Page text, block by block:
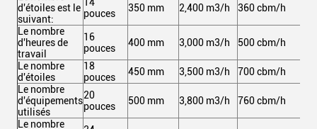
d'étoiles est le
suivant:
pouces
350 mm 2,400 m3/h 360 cbm/h
Le nombre
d'heures de
travail
16
pouces
400 mm 3,000 m3/h 500 cbm/h
Le nombre
d'étoiles
18
pouces
450 mm 3,500 m3/h 700 cbm/h
Le nombre
d'équipements
utilisés
20
pouces
500 mm 3,800 m3/h 760 cbm/h
Le nombre